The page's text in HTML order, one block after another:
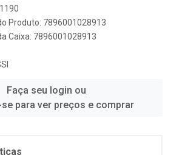
Produto: 7896001028913
Caixa: 7896001028913
Faça seu login ou
para ver preços e comprar